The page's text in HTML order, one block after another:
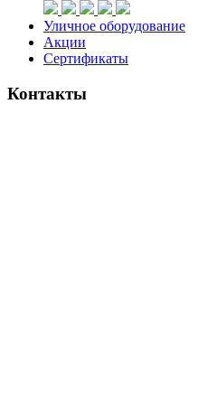
Уличное оборудование
Акции
Сертификаты
Контакты